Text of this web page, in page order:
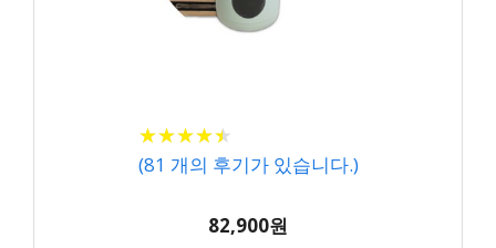
★★★★★
★★★★★
(81 개의 후기가 있습니다.)
82,900원